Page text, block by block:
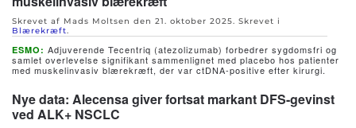
Skrevet af Mads Moltsen den 21. oktober 2025. Skrevet i
Blærekræft.
ESMO: Adjuverende Tecentriq (atezolizumab) forbedrer sygdomsfri og
samlet overlevelse signifikant sammenlignet med placebo hos patienter
med muskelinvasiv blærekræft, der var ctDNA-positive efter kirurgi.
Nye data: Alecensa giver fortsat markant DFS-gevinst
ved ALK+ NSCLC